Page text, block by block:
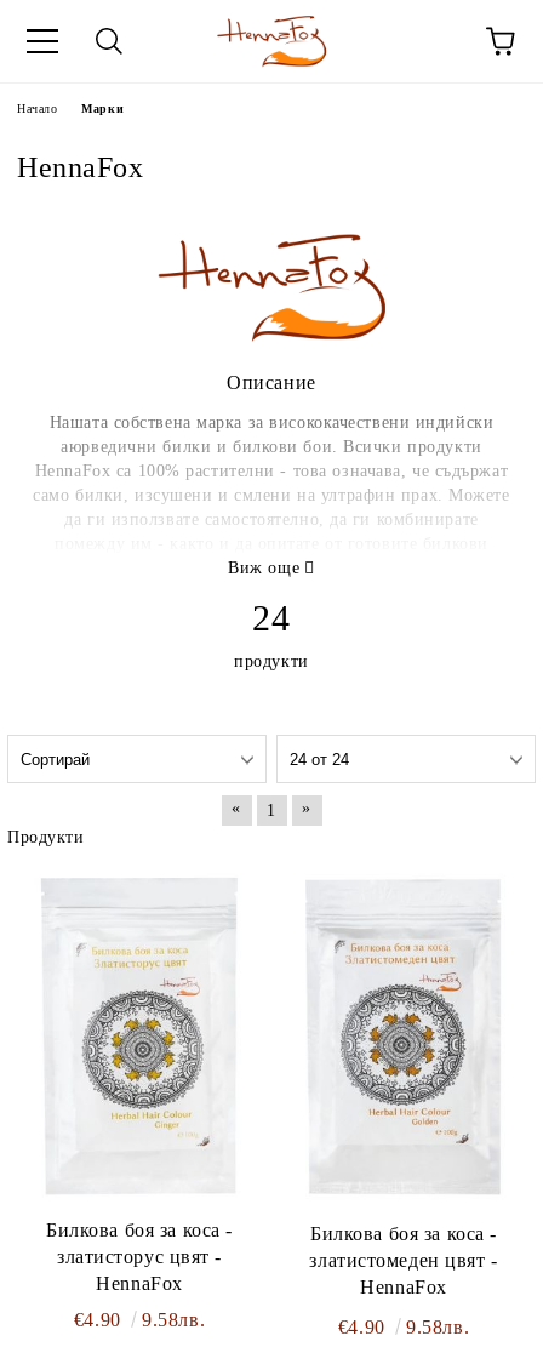
Начало Марки
HennaFox
Описание
Нашата собствена марка за висококачествени индийски
аюрведични билки и билкови бои. Всички продукти
HennaFox са 100% растителни - това означава, че съдържат
само билки, изсушени и смлени на ултрафин прах. Можете
да ги използвате самостоятелно, да ги комбинирате
смеси за боядисване или измиване на косата.
ХенаФокс ЕООД
Виж още
24
продукти
« 1
»
Продукти
Билкова боя за коса -
златисторус цвят -
HennaFox
€4.90
9.58лв.
Билкова боя за коса -
златистомеден цвят -
HennaFox
€4.90
9.58лв.